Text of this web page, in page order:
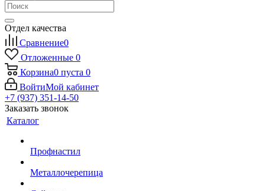
Отдел качества
Сравнение0
Отложенные 0
Корзина0 пуста 0
ВойтиМой кабинет
+7 (937) 351-14-50
Заказать звонок
Каталог
Профнастил
Металлочерепица